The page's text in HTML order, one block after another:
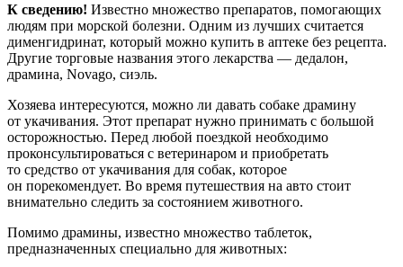
К сведению! Известно множество препаратов, помогающих
людям при морской болезни. Одним из лучших считается
дименгидринат, который можно купить в аптеке без рецепта.
Другие торговые названия этого лекарства — дедалон,
драмина, Novago, сиэль.
Хозяева интересуются, можно ли давать собаке драмину
от укачивания. Этот препарат нужно принимать с большой
осторожностью. Перед любой поездкой необходимо
проконсультироваться с ветеринаром и приобретать
то средство от укачивания для собак, которое
он порекомендует. Во время путешествия на авто стоит
внимательно следить за состоянием животного.
Помимо драмины, известно множество таблеток,
предназначенных специально для животных: